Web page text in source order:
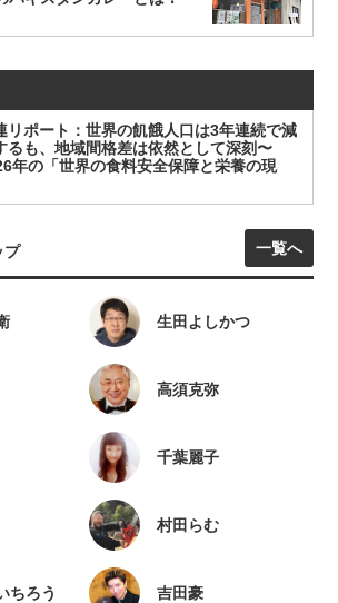
リポート：世界の飢餓人口は3年連続で減
るも、地域間格差は依然として深刻〜
年の「世界の食料安全保障と栄養の現
プ 一覧へ
生田よしかつ
高須克弥
千葉麗子
村田らむ
ちろう 吉田豪